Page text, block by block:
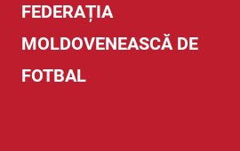
FEDERAȚIA
MOLDOVENEASCĂ DE
FOTBAL